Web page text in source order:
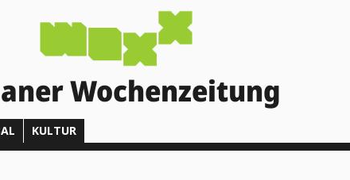
Wochenzeitung
KULTUR